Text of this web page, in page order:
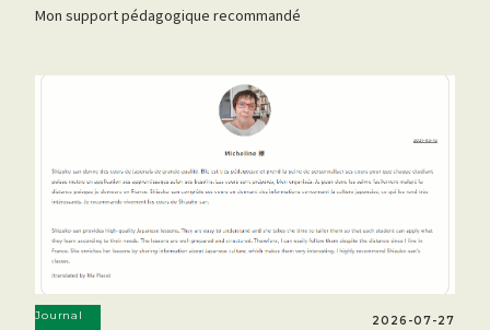
Mon support pédagogique recommandé
Journal 2026-07-27